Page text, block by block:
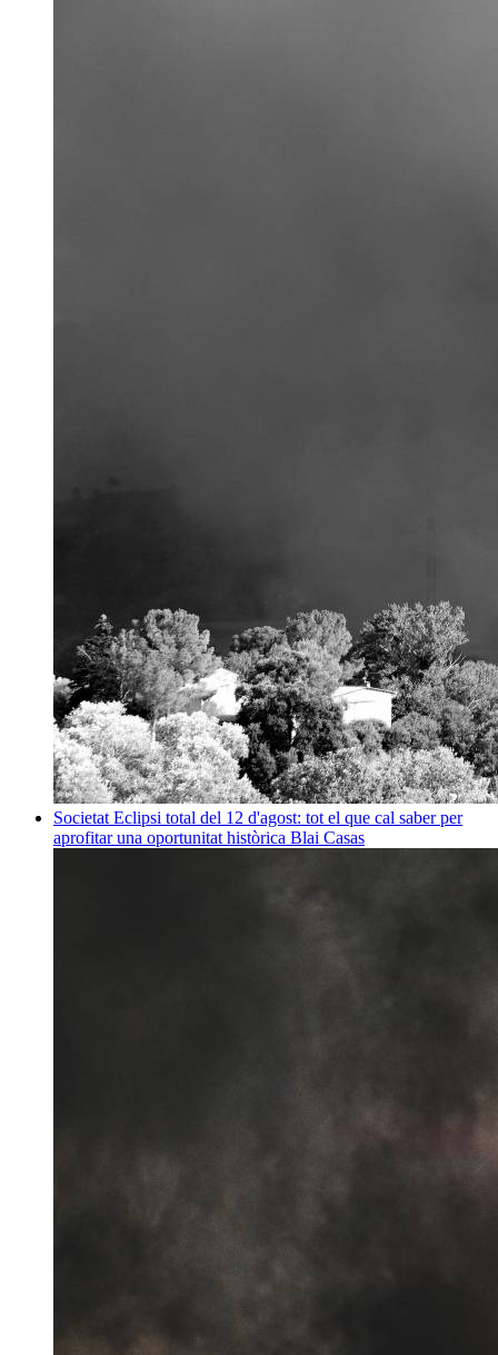
Societat Eclipsi total del 12 d'agost: tot el que cal saber per
aprofitar una oportunitat històrica Blai Casas